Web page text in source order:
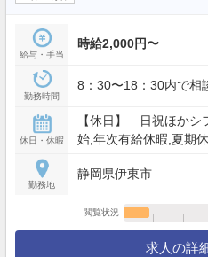
給与・手当
時給2,000円〜
勤務時間
8：30〜18：30内で相
休日・休暇
【休日】 日祝ほかシ
始,年次有給休暇,夏期
勤務地
静岡県伊東市
閲覧状況
求人の詳